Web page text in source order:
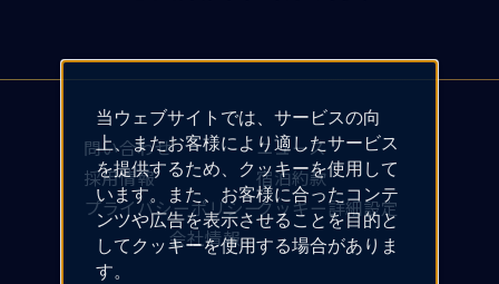
問い合わせ
ニュース
採用情報
宿泊約款
プライバシーポリシークッキー詳細設定
会社情報
当ウェブサイトでは、サービスの向
上、またお客様により適したサービス
を提供するため、クッキーを使用して
います。また、お客様に合ったコンテ
ンツや広告を表示させることを目的と
してクッキーを使用する場合がありま
す。